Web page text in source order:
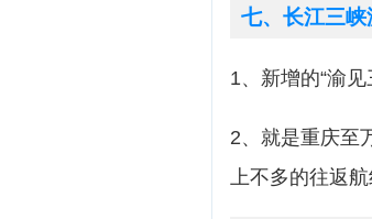
七、长江三峡
1、新增的“渝
2、就是重庆至
上不多的往返